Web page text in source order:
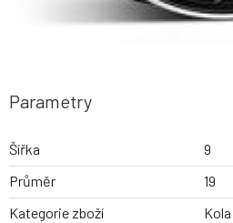
Parametry
Šířka
9
Průměr
19
Kategorie zboží
Kola